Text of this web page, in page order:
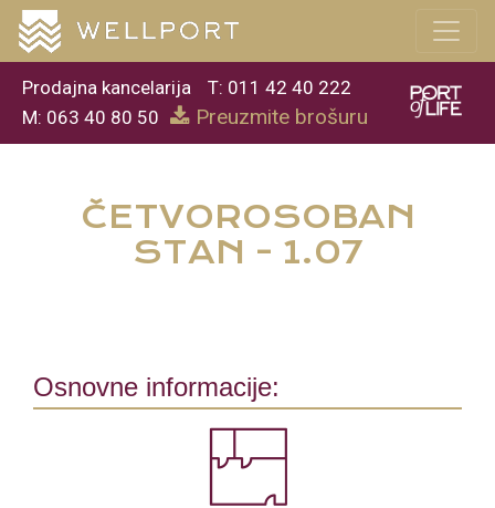
Prodajna kancelarija
T: 011 42 40 222
M: 063 40 80 50
Preuzmite brošuru
ČETVOROSOBAN
STAN - 1.07
Osnovne informacije: